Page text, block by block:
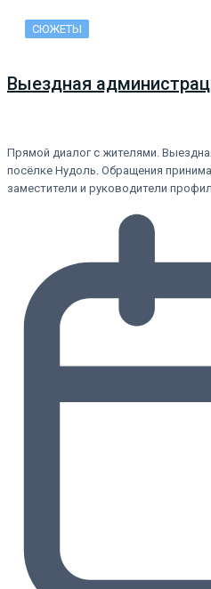
СЮЖЕТЫ
Выездная
Прямой диалог с жителями.
посёлке Нудоль. Обращения
заместители и руководители